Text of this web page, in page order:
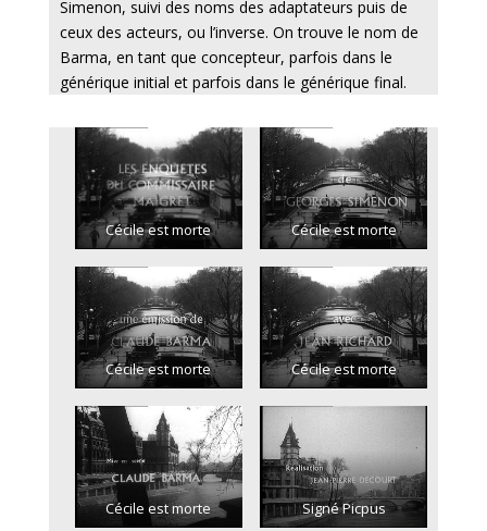
Simenon, suivi des noms des adaptateurs puis de
ceux des acteurs, ou l’inverse. On trouve le nom de
Barma, en tant que concepteur, parfois dans le
générique initial et parfois dans le générique final.
Cécile est morte Cécile est morte
Cécile est morte Cécile est morte
Cécile est morte Signé Picpus